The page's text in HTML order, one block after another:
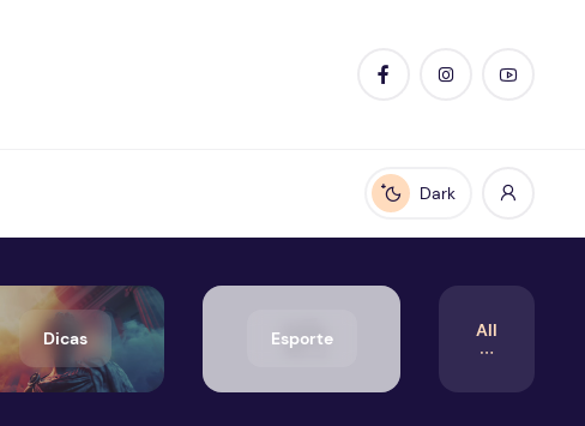
Enable dark mode
Dark
Dicas Esporte All